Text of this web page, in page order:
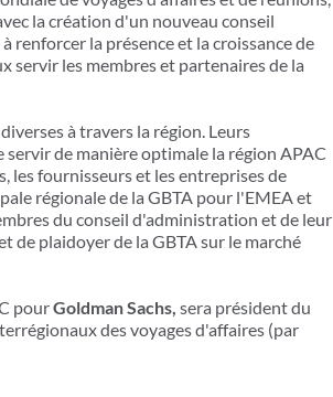
la création d'un nouveau conseil
renforcer la présence et la croissance de
servir les membres et partenaires de la
à travers la région. Leurs
de manière optimale la région APAC
les fournisseurs et les entreprises de
régionale de la GBTA pour l'EMEA et
du conseil d'administration et de leur
de plaidoyer de la GBTA sur le marché
pourGoldman Sachs, sera président du
des voyages d'affaires (par